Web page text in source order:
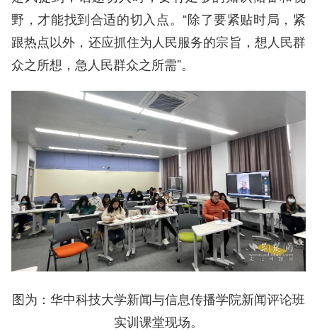
野，才能找到合适的切入点。“除了要紧贴时局，紧
跟热点以外，还应抓住为人民服务的宗旨，想人民群
众之所想，急人民群众之所需”。
图为：华中科技大学新闻与信息传播学院新闻评论班
实训课堂现场。